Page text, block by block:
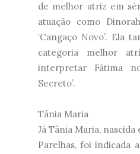
de melhor atriz em
atuação como
‘Cangaço Novo’. Ela
categoria melhor
interpretar Fátima
Secreto’.
Tânia Maria
Já Tânia Maria,
Parelhas, foi indicada